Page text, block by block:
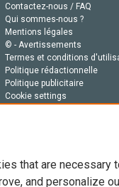
Contactez-nous / FAQ
Qui sommes-nous ?
Mentions légales
© - Avertissements
Termes et conditions
Politique rédactionnelle
Politique publicitaire
Cookie settings
that are necessary
and personalize